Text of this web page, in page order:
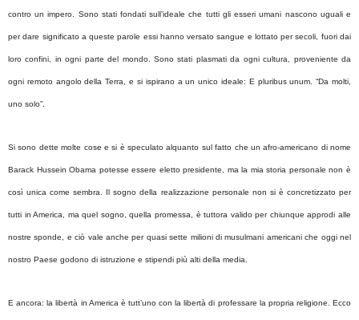
contro un impero. Sono stati fondati sull’ideale che tutti gli esseri umani nascono uguali e
per dare significato a queste parole essi hanno versato sangue e lottato per secoli, fuori dai
loro confini, in ogni parte del mondo. Sono stati plasmati da ogni cultura, proveniente da
ogni remoto angolo della Terra, e si ispirano a un unico ideale: E pluribus unum. “Da molti,
uno solo”.
Si sono dette molte cose e si è speculato alquanto sul fatto che un afro-americano di nome
Barack Hussein Obama potesse essere eletto presidente, ma la mia storia personale non è
così unica come sembra. Il sogno della realizzazione personale non si è concretizzato per
tutti in America, ma quel sogno, quella promessa, è tuttora valido per chiunque approdi alle
nostre sponde, e ciò vale anche per quasi sette milioni di musulmani americani che oggi nel
nostro Paese godono di istruzione e stipendi più alti della media.
E ancora: la libertà in America è tutt’uno con la libertà di professare la propria religione. Ecco